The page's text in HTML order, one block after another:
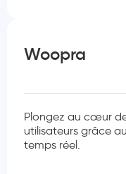
Woopra
Plongez au cœur
utilisateurs grâce
temps réel.